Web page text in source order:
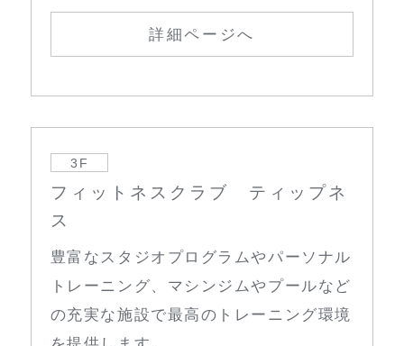
詳細ページへ
3F
フィットネスクラブ ティップネ
ス
豊富なスタジオプログラムやパーソナル
トレーニング、マシンジムやプールなど
の充実な施設で最高のトレーニング環境